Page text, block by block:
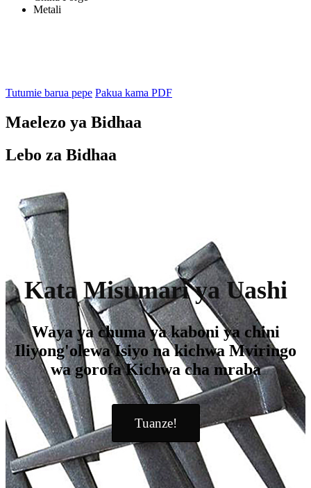
Metali
Tutumie barua pepe Pakua kama PDF
Maelezo ya Bidhaa
Lebo za Bidhaa
Kata Misumari ya Uashi
Waya ya chuma ya kaboni ya chini
Iliyong'olewa Isiyo na kichwa Mviringo
wa gorofa Kichwa cha mraba
Tuanze!